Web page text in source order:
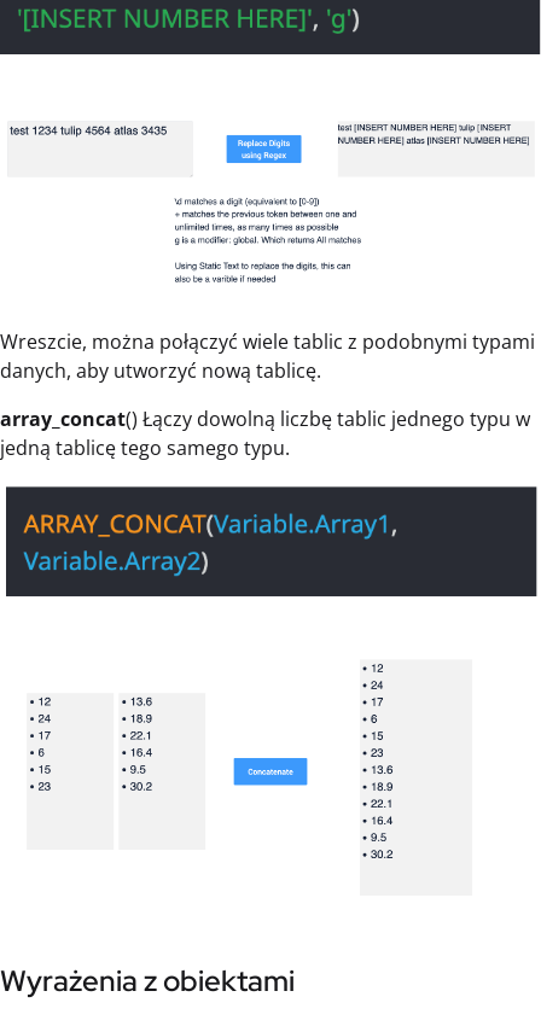
Wreszcie, można połączyć wiele tablic z podobnymi typami
danych, aby utworzyć nową tablicę.
array_concat() Łączy dowolną liczbę tablic jednego typu w
jedną tablicę tego samego typu.
Wyrażenia z obiektami